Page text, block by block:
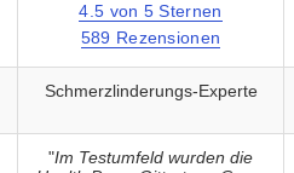
4.5 von 5 Sternen
589 Rezensionen
Schmerzlinderungs-Experte
"Im Testumfeld wurden die